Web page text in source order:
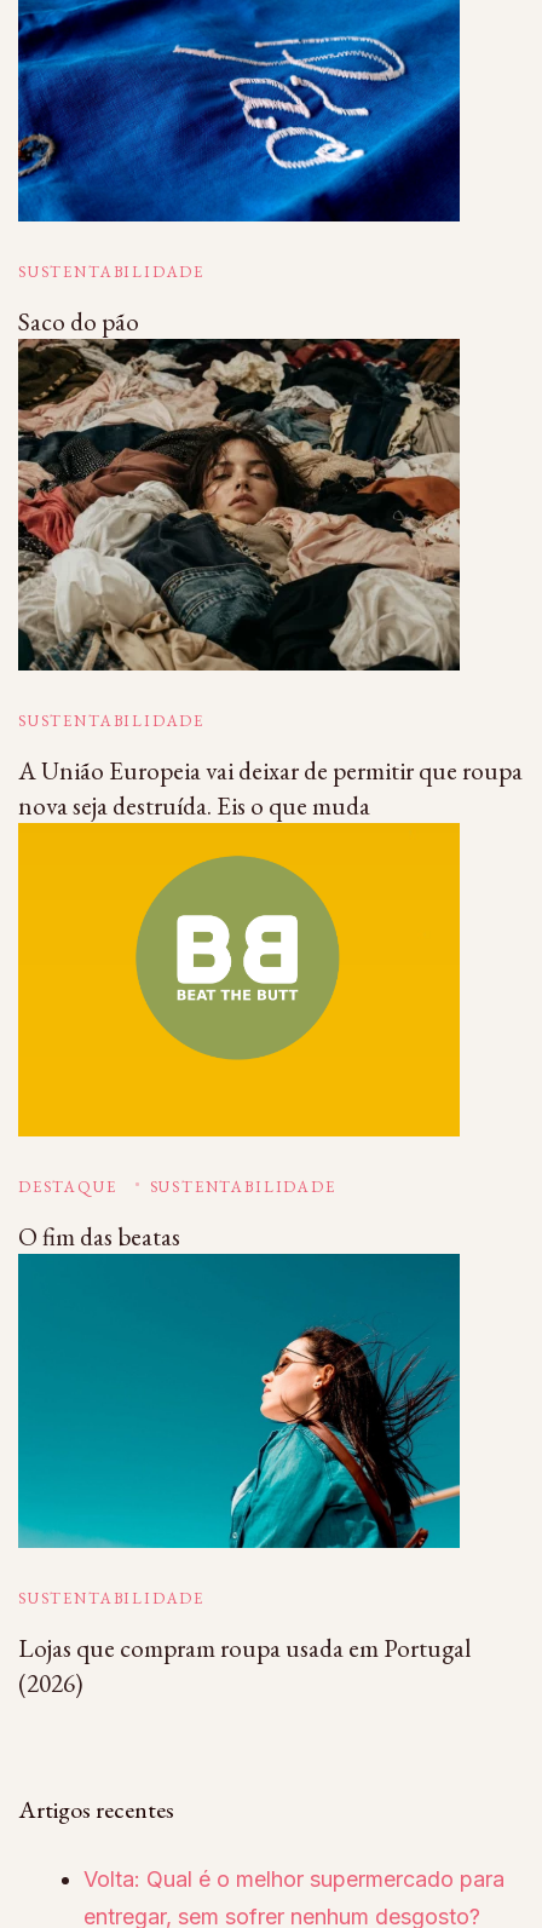
SUSTENTABILIDADE
Saco do pão
SUSTENTABILIDADE
A União Europeia vai deixar de permitir que roupa
nova seja destruída. Eis o que muda
DESTAQUE SUSTENTABILIDADE
O fim das beatas
SUSTENTABILIDADE
Lojas que compram roupa usada em Portugal
(2026)
Artigos recentes
Volta: Qual é o melhor supermercado para
entregar, sem sofrer nenhum desgosto?